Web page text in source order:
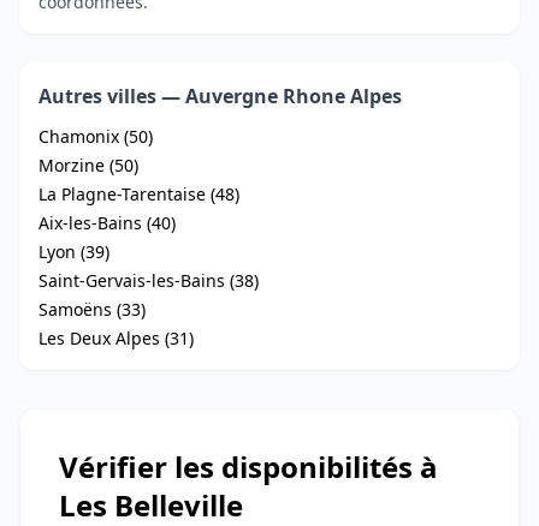
Autres villes — Auvergne Rhone Alpes
Chamonix (50)
Morzine (50)
La Plagne-Tarentaise (48)
Aix-les-Bains (40)
Lyon (39)
Saint-Gervais-les-Bains (38)
Samoëns (33)
Les Deux Alpes (31)
Vérifier les disponibilités à
Les Belleville